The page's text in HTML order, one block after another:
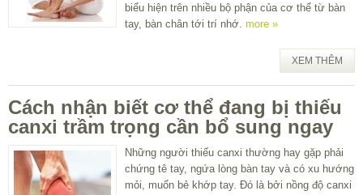
biểu hiện trên nhiều bộ phận của cơ thể từ bàn
tay, bàn chân tới trí nhớ. more »
XEM THÊM
Cách nhận biết cơ thể đang bị thiếu
canxi trầm trọng cần bổ sung ngay
Những người thiếu canxi thường hay gặp phải
chứng tê tay, ngứa lòng bàn tay và có xu hướng
mỏi, muốn bẻ khớp tay. Đó là bởi nồng độ canxi